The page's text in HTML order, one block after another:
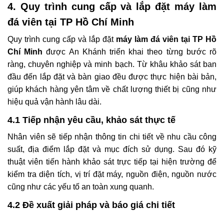
4. Quy trình cung cấp và lắp đặt máy làm
đá viên tại TP Hồ Chí Minh
Quy trình cung cấp và lắp đặt máy làm đá viên tại TP Hồ
Chí Minh được An Khánh triển khai theo từng bước rõ
ràng, chuyên nghiệp và minh bạch. Từ khâu khảo sát ban
đầu đến lắp đặt và bàn giao đều được thực hiện bài bản,
giúp khách hàng yên tâm về chất lượng thiết bị cũng như
hiệu quả vận hành lâu dài.
4.1 Tiếp nhận yêu cầu, khảo sát thực tế
Nhân viên sẽ tiếp nhận thông tin chi tiết về nhu cầu công
suất, địa điểm lắp đặt và mục đích sử dụng. Sau đó kỹ
thuật viên tiến hành khảo sát trực tiếp tại hiện trường để
kiểm tra diện tích, vị trí đặt máy, nguồn điện, nguồn nước
cũng như các yếu tố an toàn xung quanh.
4.2 Đề xuất giải pháp và báo giá chi tiết